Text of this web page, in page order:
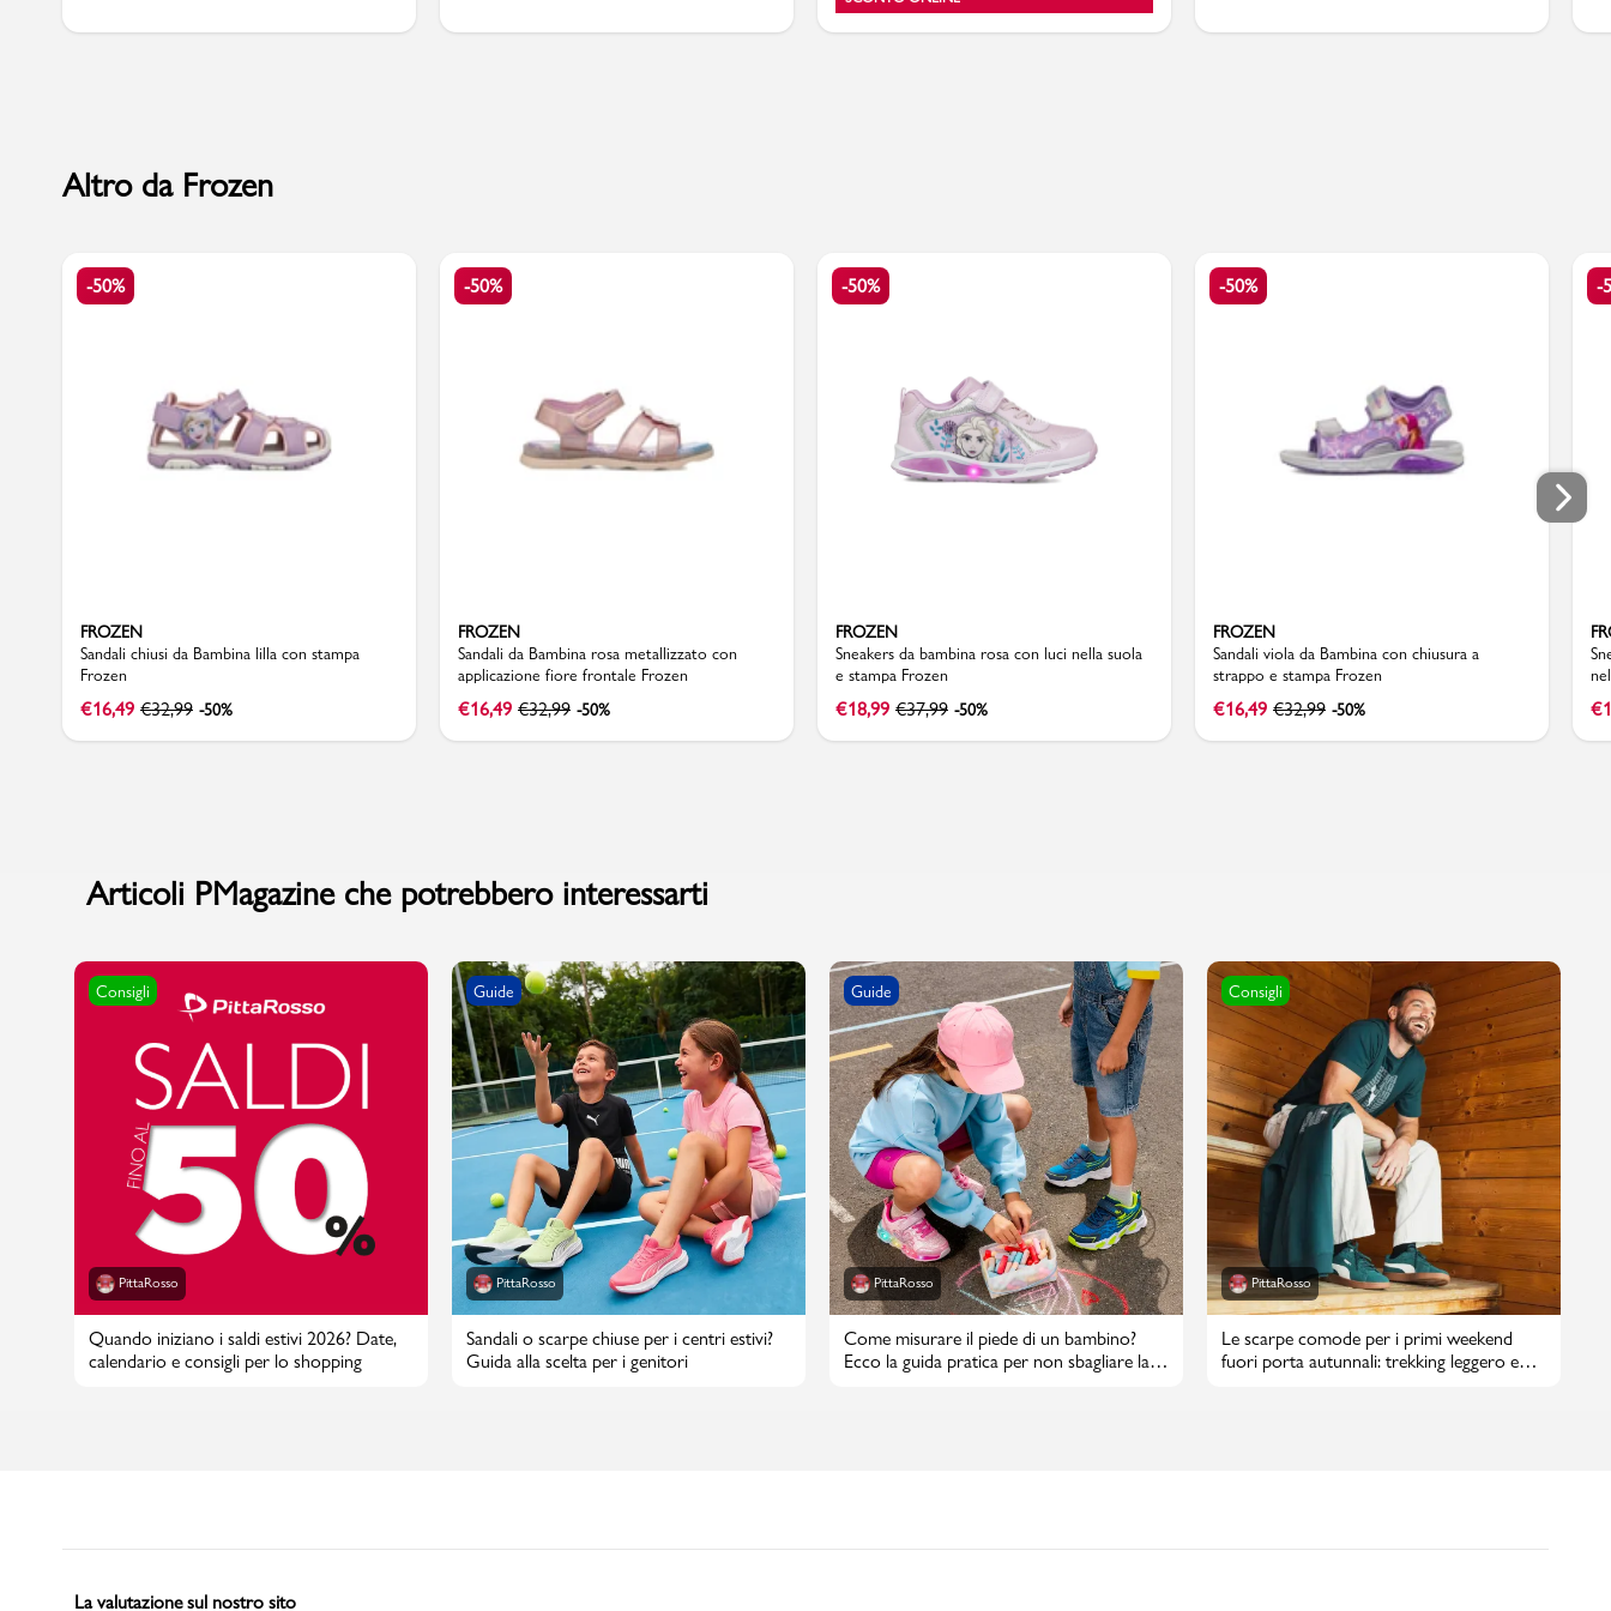
Accedi | Registrati
Promo & News
Altro da Frozen
-50%
FROZEN
Sandali chiusi da Bambina lilla con stampa
Frozen
€16,49 €32,99 -50%
-50%
FROZEN
Sandali da Bambina rosa metallizzato con
applicazione fiore frontale Frozen
€16,49 €32,99 -50%
-50%
FROZEN
Sneakers da bambina rosa con luci nella suola
e stampa Frozen
€18,99 €37,99 -50%
-50%
FROZEN
Sandali viola da Bambina con chiusura a
strappo e stampa Frozen
€16,49 €32,99 -50%
-
€
Articoli PMagazine che potrebbero interessarti
Consigli
PittaRosso
Quando iniziano i saldi estivi 2026? Date,
calendario e consigli per lo shopping
Guide
PittaRosso
Sandali o scarpe chiuse per i centri estivi?
Guida alla scelta per i genitori
Guide
PittaRosso
Come misurare il piede di un bambino?
Ecco la guida pratica per non sbagliare la
Consigli
PittaRosso
Le scarpe comode per i primi weekend
fuori porta autunnali: trekking leggero e
La valutazione sul nostro sito